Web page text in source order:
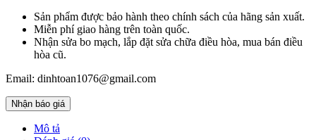
Sản phẩm được bảo hành theo chính sách của hãng sản xuất.
Miễn phí giao hàng trên toàn quốc.
Nhận sửa bo mạch, lắp đặt sửa chữa điều hòa, mua bán điều
hòa cũ.
Email: dinhtoan1076@gmail.com
Nhận báo giá
Mô tả